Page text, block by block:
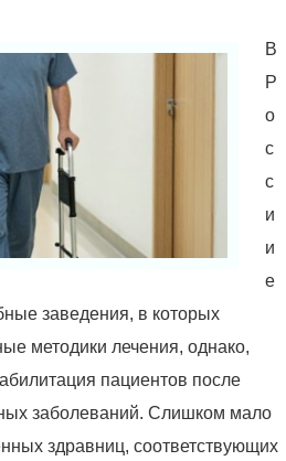
В
Р
о
с
с
и
и
е
заведения, в которых
методики лечения, однако,
пациентов после
заболеваний. Слишком мало
здравниц, соответствующих